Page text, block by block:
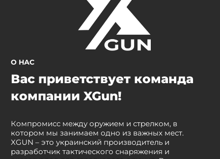
О НАС
Вас приветствует команда
компании XGun!
Компромисс между оружием и стрелком, в
котором мы занимаем одно из важных мест.
XGUN – это украинский производитель и
разработчик тактического снаряжения и